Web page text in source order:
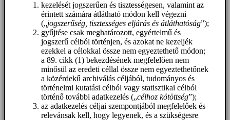
kezelését jogszerűen és tisztességesen, valamint az
érintett számára átlátható módon kell végezni
(„jogszerűség, tisztességes eljárás és átláthatóság”);
gyűjtése csak meghatározott, egyértelmű és
jogszerű célból történjen, és azokat ne kezeljék
ezekkel a célokkal össze nem egyeztethető módon;
a 89. cikk (1) bekezdésének megfelelően nem
minősül az eredeti céllal össze nem egyeztethetőnek
a közérdekű archiválás céljából, tudományos és
történelmi kutatási célból vagy statisztikai célból
történő további adatkezelés („célhoz kötöttség”);
az adatkezelés céljai szempontjából megfelelőek és
relevánsak kell, hogy legyenek, és a szükségesre